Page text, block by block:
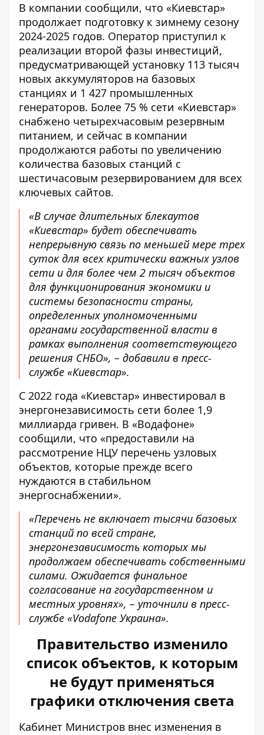
В компании сообщили, что «Киевстар»
продолжает подготовку к зимнему сезону
2024-2025 годов. Оператор приступил к
реализации второй фазы инвестиций,
предусматривающей установку 113 тысяч
новых аккумуляторов на базовых
станциях и 1 427 промышленных
генераторов. Более 75 % сети «Киевстар»
снабжено четырехчасовым резервным
питанием, и сейчас в компании
продолжаются работы по увеличению
количества базовых станций с
шестичасовым резервированием для всех
ключевых сайтов.
«В случае длительных блекаутов
«Киевстар» будет обеспечивать
непрерывную связь по меньшей мере трех
суток для всех критически важных узлов
сети и для более чем 2 тысяч объектов
для функционирования экономики и
системы безопасности страны,
определенных уполномоченными
органами государственной власти в
рамках выполнения соответствующего
решения СНБО», – добавили в пресс-
службе «Киевстар».
С 2022 года «Киевстар» инвестировал в
энергонезависимость сети более 1,9
миллиарда гривен. В «Водафоне»
сообщили, что «предоставили на
рассмотрение НЦУ перечень узловых
объектов, которые прежде всего
нуждаются в стабильном
энергоснабжении».
«Перечень не включает тысячи базовых
станций по всей стране,
энергонезависимость которых мы
продолжаем обеспечивать собственными
силами. Ожидается финальное
согласование на государственном и
местных уровнях», – уточнили в пресс-
службе «Vodafone Украина».
Правительство изменило
список объектов, к которым
не будут применяться
графики отключения света
Кабинет Министров внес изменения в